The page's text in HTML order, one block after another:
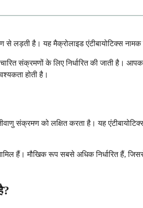
से लड़ती है। यह मैक्रोलाइड एंटीबायोटिक्स
संक्रमणों के लिए निर्धारित की जाती है।
होती है।
संक्रमण को लक्षित करता है। यह
हैं। मौखिक रूप सबसे अधिक निर्धारित हैं,